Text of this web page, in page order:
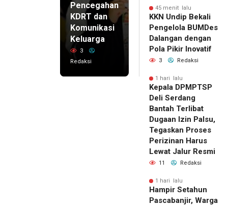
Pencegahan
KDRT dan
Komunikasi
Keluarga
3
Redaksi
45 menit lalu
KKN Undip Bekali
Pengelola BUMDes
Dalangan dengan
Pola Pikir Inovatif
3 Redaksi
1 hari lalu
Kepala DPMPTSP
Deli Serdang
Bantah Terlibat
Dugaan Izin Palsu,
Tegaskan Proses
Perizinan Harus
Lewat Jalur Resmi
11 Redaksi
1 hari lalu
Hampir Setahun
Pascabanjir, Warga